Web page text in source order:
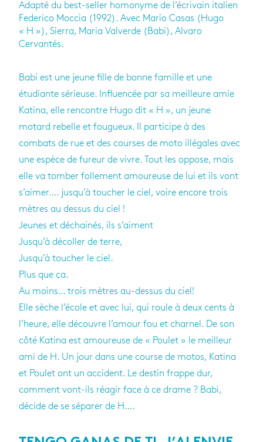
Adapté du best-seller homonyme de l’écrivain italien
Federico Moccia (1992). Avec Mario Casas (Hugo
« H »), Sierra, Maria Valverde (Babi), Alvaro
Cervantés.
Babi est une jeune fille de bonne famille et une
étudiante sérieuse. Influencée par sa meilleure amie
Katina, elle rencontre Hugo dit « H », un jeune
motard rebelle et fougueux. Il participe à des
combats de rue et des courses de moto illégales avec
une espèce de fureur de vivre. Tout les oppose, mais
elle va tomber follement amoureuse de lui et ils vont
s’aimer…. jusqu’à toucher le ciel, voire encore trois
mètres au dessus du ciel !
Jeunes et déchainés, ils s’aiment
Jusqu’à décoller de terre,
Jusqu’à toucher le ciel.
Plus que ça.
Au moins… trois mètres au-dessus du ciel!
Elle sèche l’école et avec lui, qui roule à deux cents à
l’heure, elle découvre l’amour fou et charnel. De son
côté Katina est amoureuse de « Poulet » le meilleur
ami de H. Un jour dans une course de motos, Katina
et Poulet ont un accident. Le destin frappe dur,
comment vont-ils réagir face à ce drame ? Babi,
décide de se séparer de H….